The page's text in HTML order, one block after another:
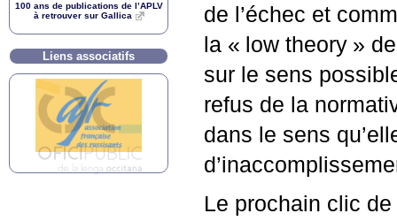
de l’échec et
la « low theory »
sur le sens
refus de la
dans le sens
Le prochain clic de
100 ans de publications de l’APLV
à retrouver sur Gallica
Liens associatifs